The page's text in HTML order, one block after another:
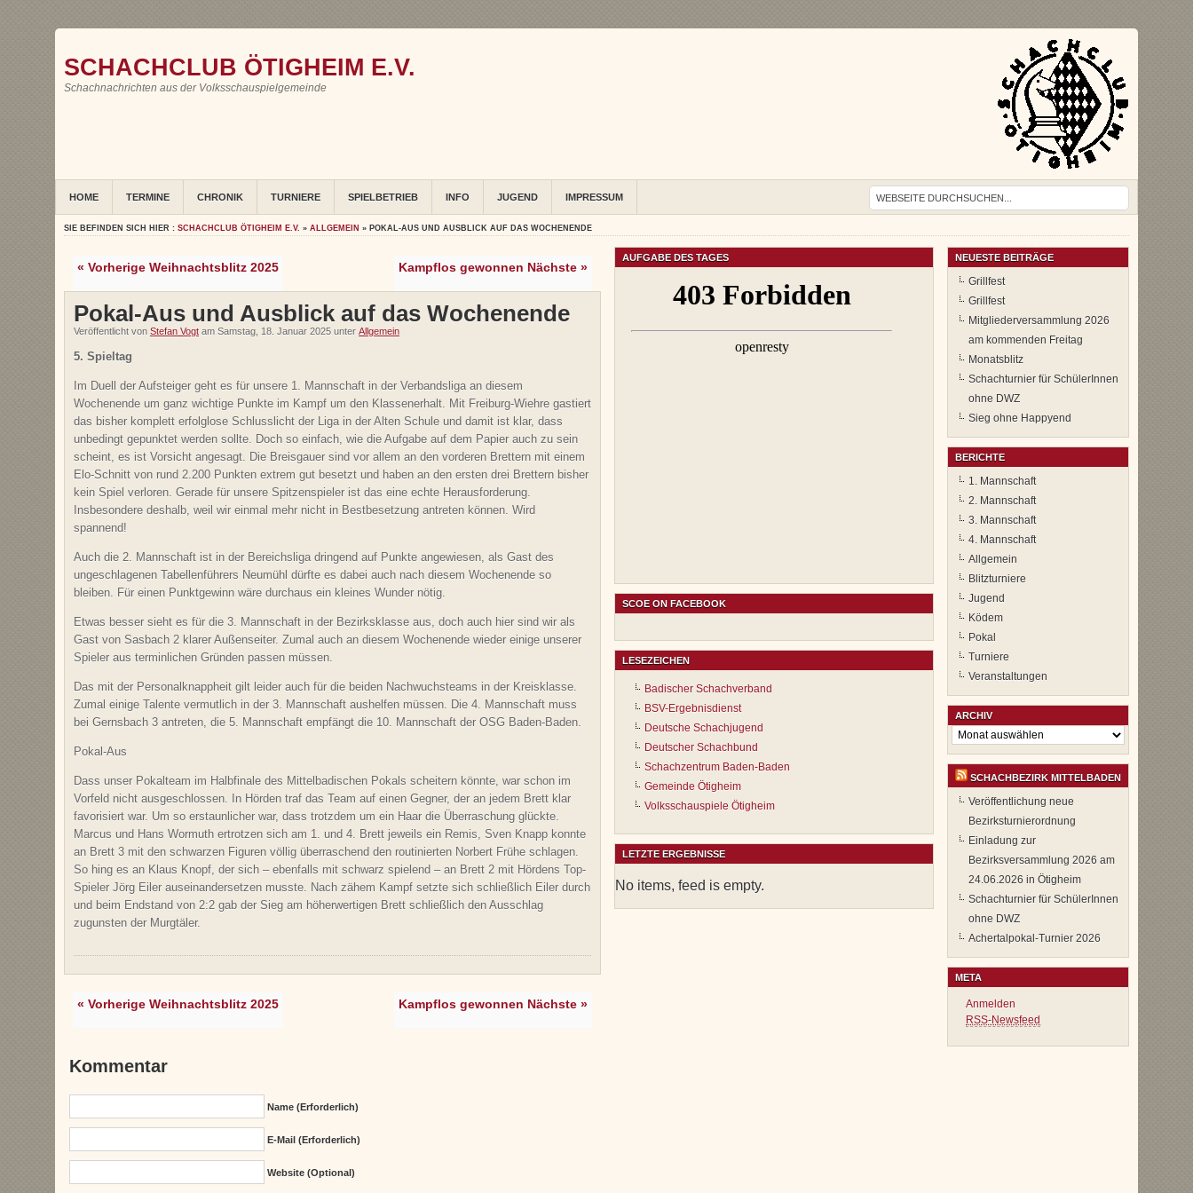
SCHACHCLUB ÖTIGHEIM E.V.
Schachnachrichten aus der Volksschauspielgemeinde
HOME TERMINE CHRONIK TURNIERE SPIELBETRIEB INFO JUGEND IMPRESSUM
SIE BEFINDEN SICH HIER : SCHACHCLUB ÖTIGHEIM E.V. » ALLGEMEIN » POKAL-AUS UND AUSBLICK AUF DAS WOCHENENDE
« Vorherige Weihnachtsblitz 2025 Kampflos gewonnen Nächste »
Pokal-Aus und Ausblick auf das Wochenende
Veröffentlicht von Stefan Vogt am Samstag, 18. Januar 2025 unter Allgemein
5. Spieltag
Im Duell der Aufsteiger geht es für unsere 1. Mannschaft in der Verbandsliga an diesem
Wochenende um ganz wichtige Punkte im Kampf um den Klassenerhalt. Mit Freiburg-Wiehre gastiert
das bisher komplett erfolglose Schlusslicht der Liga in der Alten Schule und damit ist klar, dass
unbedingt gepunktet werden sollte. Doch so einfach, wie die Aufgabe auf dem Papier auch zu sein
scheint, es ist Vorsicht angesagt. Die Breisgauer sind vor allem an den vorderen Brettern mit einem
Elo-Schnitt von rund 2.200 Punkten extrem gut besetzt und haben an den ersten drei Brettern bisher
kein Spiel verloren. Gerade für unsere Spitzenspieler ist das eine echte Herausforderung.
Insbesondere deshalb, weil wir einmal mehr nicht in Bestbesetzung antreten können. Wird
spannend!
Auch die 2. Mannschaft ist in der Bereichsliga dringend auf Punkte angewiesen, als Gast des
ungeschlagenen Tabellenführers Neumühl dürfte es dabei auch nach diesem Wochenende so
bleiben. Für einen Punktgewinn wäre durchaus ein kleines Wunder nötig.
Etwas besser sieht es für die 3. Mannschaft in der Bezirksklasse aus, doch auch hier sind wir als
Gast von Sasbach 2 klarer Außenseiter. Zumal auch an diesem Wochenende wieder einige unserer
Spieler aus terminlichen Gründen passen müssen.
Das mit der Personalknappheit gilt leider auch für die beiden Nachwuchsteams in der Kreisklasse.
Zumal einige Talente vermutlich in der 3. Mannschaft aushelfen müssen. Die 4. Mannschaft muss
bei Gernsbach 3 antreten, die 5. Mannschaft empfängt die 10. Mannschaft der OSG Baden-Baden.
Pokal-Aus
Dass unser Pokalteam im Halbfinale des Mittelbadischen Pokals scheitern könnte, war schon im
Vorfeld nicht ausgeschlossen. In Hörden traf das Team auf einen Gegner, der an jedem Brett klar
favorisiert war. Um so erstaunlicher war, dass trotzdem um ein Haar die Überraschung glückte.
Marcus und Hans Wormuth ertrotzen sich am 1. und 4. Brett jeweils ein Remis, Sven Knapp konnte
an Brett 3 mit den schwarzen Figuren völlig überraschend den routinierten Norbert Frühe schlagen.
So hing es an Klaus Knopf, der sich – ebenfalls mit schwarz spielend – an Brett 2 mit Hördens Top-
Spieler Jörg Eiler auseinandersetzen musste. Nach zähem Kampf setzte sich schließlich Eiler durch
und beim Endstand von 2:2 gab der Sieg am höherwertigen Brett schließlich den Ausschlag
zugunsten der Murgtäler.
« Vorherige Weihnachtsblitz 2025 Kampflos gewonnen Nächste »
Kommentar
Name (erforderlich)
E-Mail (erforderlich)
Website (Optional)
AUFGABE DES TAGES
SCOE ON FACEBOOK
LESEZEICHEN
Badischer Schachverband
BSV-Ergebnisdienst
Deutsche Schachjugend
Deutscher Schachbund
Schachzentrum Baden-Baden
Gemeinde Ötigheim
Volksschauspiele Ötigheim
LETZTE ERGEBNISSE
No items, feed is empty.
NEUESTE BEITRÄGE
Grillfest
Grillfest
Mitgliederversammlung 2026
am kommenden Freitag
Monatsblitz
Schachturnier für SchülerInnen
ohne DWZ
Sieg ohne Happyend
BERICHTE
1. Mannschaft
2. Mannschaft
3. Mannschaft
4. Mannschaft
Allgemein
Blitzturniere
Jugend
Ködem
Pokal
Turniere
Veranstaltungen
ARCHIV
Archiv
SCHACHBEZIRK MITTELBADEN
Veröffentlichung neue
Bezirksturnierordnung
Einladung zur
Bezirksversammlung 2026 am
24.06.2026 in Ötigheim
Schachturnier für SchülerInnen
ohne DWZ
Achertalpokal-Turnier 2026
META
Anmelden
RSS-Newsfeed